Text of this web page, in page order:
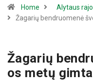
Home
Alytaus
Žagarių bendruomenė
Žagarių
os metų